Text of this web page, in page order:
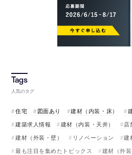
人気のタグ
住宅 図面あり 建材（内装・床）
建築求人情報
建材（内装・天井） 店
建材（外装・壁）
リノベーション 建
最も注目を集めたトピックス
建材（外装